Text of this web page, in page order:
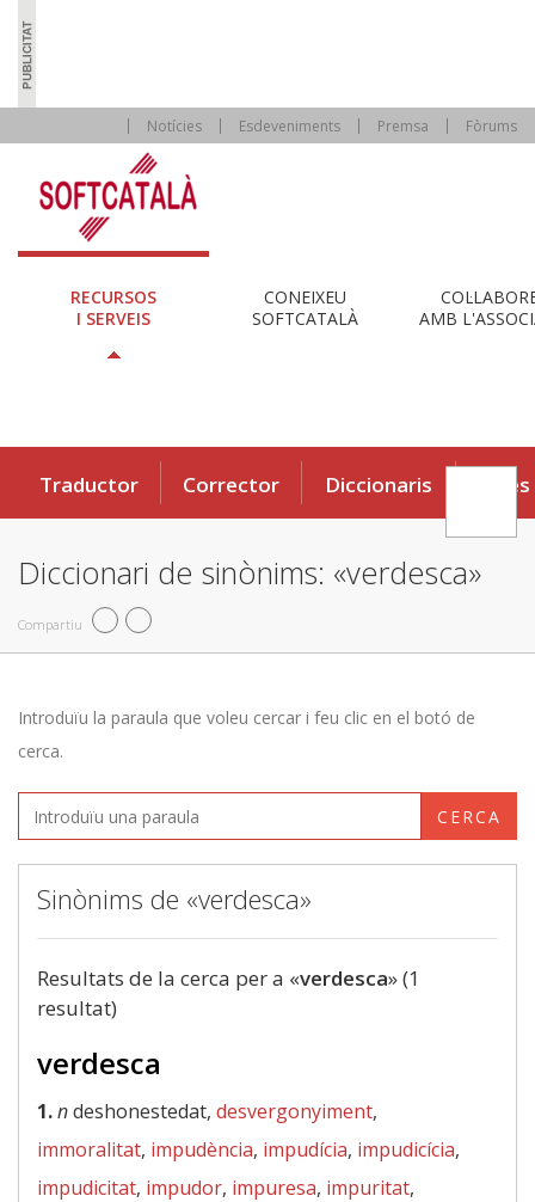
Notícies Esdeveniments Premsa Fòrums
RECURSOS
I SERVEIS
CONEIXEU
SOFTCATALÀ
AMB
Traductor Corrector Diccionaris Eines
Diccionari de sinònims: «verdesca»
Compartiu
Introduïu la paraula que voleu cercar i feu clic en el botó de
cerca.
CERCA
Sinònims de «verdesca»
Resultats de la cerca per a «verdesca» (1
resultat)
verdesca
1.ndeshonestedat, desvergonyiment,
immoralitat, impudència, impudícia, impudicícia,
impudicitat, impudor, impuresa, impuritat,